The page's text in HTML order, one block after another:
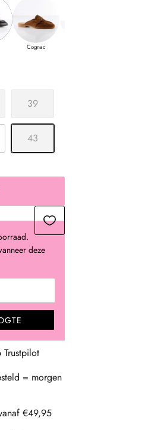
Cognac
39
43
deze
= morgen
€49,95